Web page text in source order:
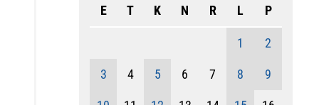
E
T K N R L P
1 2
3 4 5 6 7 8 9